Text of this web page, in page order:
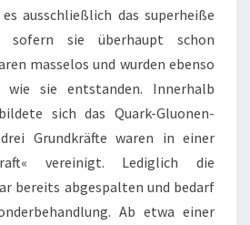
ausschließlich das superheiße
sofern sie überhaupt schon
masselos und wurden ebenso
wie sie entstanden. Innerhalb
sich das Quark-Gluonen-
Grundkräfte waren in einer
vereinigt. Lediglich die
bereits abgespalten und bedarf
Ab etwa einer